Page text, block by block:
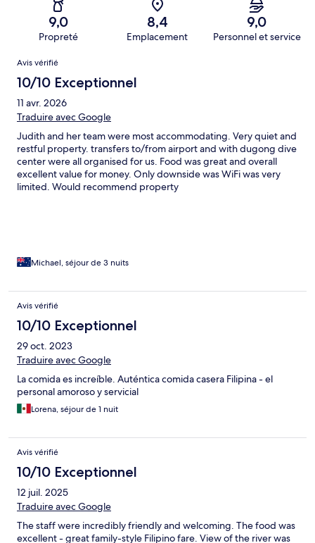
9,0
Propreté
8,4
Emplacement
9,0
Personnel et service
Avis
Avis vérifié
10/10 Exceptionnel
11 avr. 2026
Traduire avec Google
Judith and her team were most accommodating. Very quiet and
restful property. transfers to/from airport and with dugong dive
center were all organised for us. Food was great and overall
excellent value for money. Only downside was WiFi was very
limited. Would recommend property
Michael, séjour de 3 nuits
Avis vérifié
10/10 Exceptionnel
29 oct. 2023
Traduire avec Google
La comida es increíble. Auténtica comida casera Filipina - el
personal amoroso y servicial
Lorena, séjour de 1 nuit
Avis vérifié
10/10 Exceptionnel
12 juil. 2025
Traduire avec Google
The staff were incredibly friendly and welcoming. The food was
excellent - great family-style Filipino fare. View of the river was